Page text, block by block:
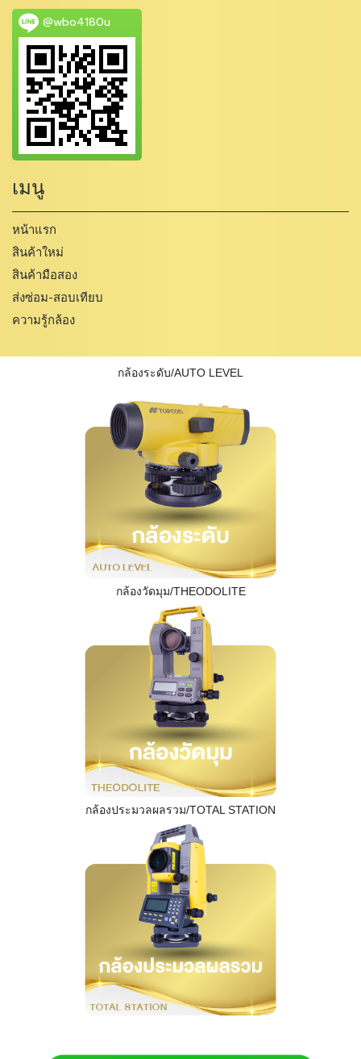
@wbo4180u
เมนู
หน้าแรก
สินค้าใหม่
สินค้ามือสอง
ส่งซ่อม-สอบเทียบ
ความรู้กล้อง
กล้องระดับ/AUTO LEVEL
กล้องวัดมุม/THEODOLITE
กล้องประมวลผลรวม/TOTAL STATION